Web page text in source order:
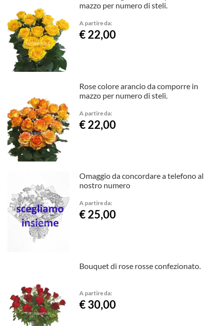
mazzo per numero di steli.
A partire da:
€ 22,00
Rose colore arancio da comporre in
mazzo per numero di steli.
A partire da:
€ 22,00
Omaggio da concordare a telefono al
nostro numero
A partire da:
€ 25,00
Bouquet di rose rosse confezionato.
A partire da:
€ 30,00